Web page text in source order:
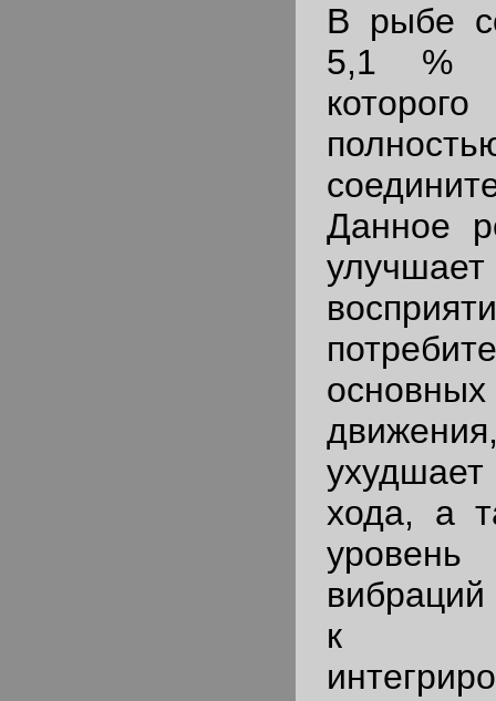
В рыбе
5,1 %
Данное
хода, а
к